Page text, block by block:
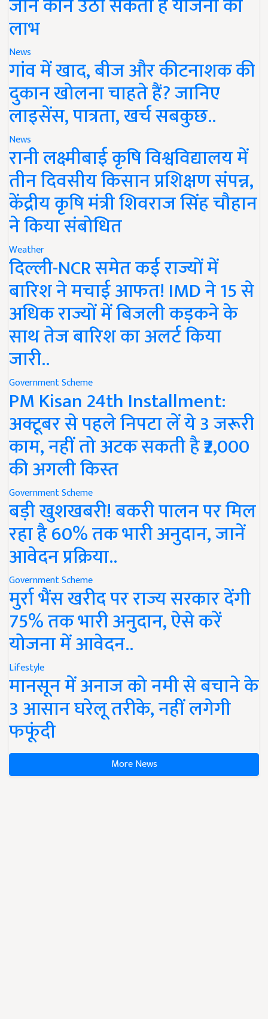
लाभ
News
गांव में खाद, बीज और कीटनाशक की
दुकान खोलना चाहते हैं? जानिए
लाइसेंस, पात्रता, खर्च सबकुछ..
News
रानी लक्ष्मीबाई कृषि विश्वविद्यालय में
तीन दिवसीय किसान प्रशिक्षण संपन्न,
केंद्रीय कृषि मंत्री शिवराज सिंह चौहान
ने किया संबोधित
Weather
दिल्ली-NCR समेत कई राज्यों में
बारिश ने मचाई आफत! IMD ने 15 से
अधिक राज्यों में बिजली कड़कने के
साथ तेज बारिश का अलर्ट किया
जारी..
Government Scheme
PM Kisan 24th Installment:
अक्टूबर से पहले निपटा लें ये 3 जरूरी
काम, नहीं तो अटक सकती है ₹2,000
की अगली किस्त
Government Scheme
बड़ी खुशखबरी! बकरी पालन पर मिल
रहा है 60% तक भारी अनुदान, जानें
आवेदन प्रक्रिया..
Government Scheme
मुर्रा भैंस खरीद पर राज्य सरकार देंगी
75% तक भारी अनुदान, ऐसे करें
योजना में आवेदन..
Lifestyle
मानसून में अनाज को नमी से बचाने के
3 आसान घरेलू तरीके, नहीं लगेगी
फफूंदी
More News